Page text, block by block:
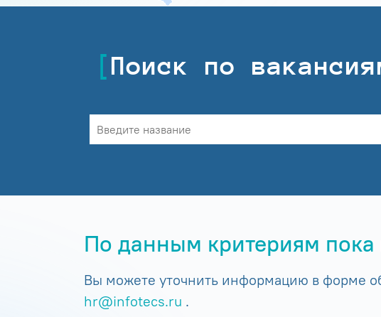
Поиск по
По данным критериям пока
Вы можете уточнить информацию в форме
hr@infotecs.ru .